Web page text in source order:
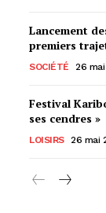
Lancement
premiers
SOCIÉTÉ 26
Festival
ses cendres »
LOISIRS 26 mai